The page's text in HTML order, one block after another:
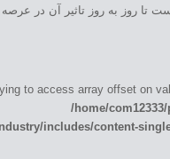
تا روز به روز تاثیر آن در
to access array offset on
/home/
includes/content-